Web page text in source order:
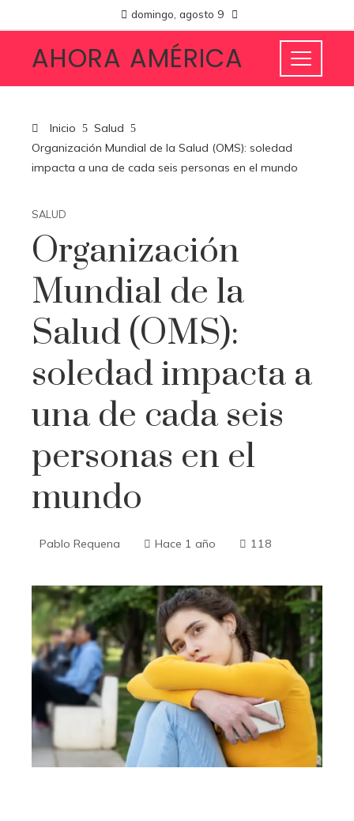
domingo, agosto 9
AHORA AMÉRICA
Inicio
Salud
Organización Mundial de la Salud (OMS): soledad
impacta a una de cada seis personas en el mundo
SALUD
Organización
Mundial de la
Salud (OMS):
soledad impacta a
una de cada seis
personas en el
mundo
Pablo Requena Hace 1 año 118